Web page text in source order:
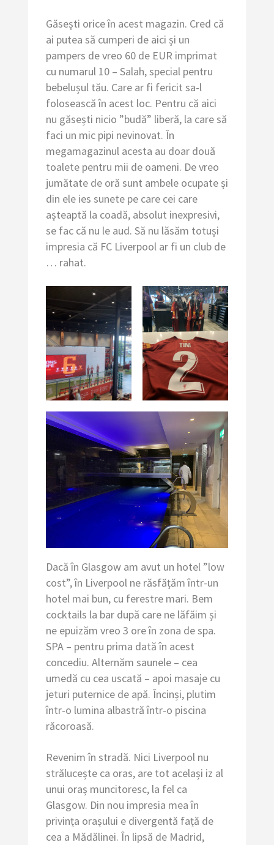
Găsești orice în acest magazin. Cred că
ai putea să cumperi de aici și un
pampers de vreo 60 de EUR imprimat
cu numarul 10 – Salah, special pentru
bebelușul tău. Care ar fi fericit sa-l
folosească în acest loc. Pentru că aici
nu găsești nicio ”budă” liberă, la care să
faci un mic pipi nevinovat. În
megamagazinul acesta au doar două
toalete pentru mii de oameni. De vreo
jumătate de oră sunt ambele ocupate și
din ele ies sunete pe care cei care
așteaptă la coadă, absolut inexpresivi,
se fac că nu le aud. Să nu lăsăm totuși
impresia că FC Liverpool ar fi un club de
… rahat.
Dacă în Glasgow am avut un hotel ”low
cost”, în Liverpool ne răsfățăm într-un
hotel mai bun, cu ferestre mari. Bem
cocktails la bar după care ne lăfăim și
ne epuizăm vreo 3 ore în zona de spa.
SPA – pentru prima dată în acest
concediu. Alternăm saunele – cea
umedă cu cea uscată – apoi masaje cu
jeturi puternice de apă. Încinși, plutim
într-o lumina albastră într-o piscina
răcoroasă.
Revenim în stradă. Nici Liverpool nu
strălucește ca oras, are tot același iz al
unui oraș muncitoresc, la fel ca
Glasgow. Din nou impresia mea în
privința orașului e divergentă față de
cea a Mădălinei. În lipsă de Madrid,